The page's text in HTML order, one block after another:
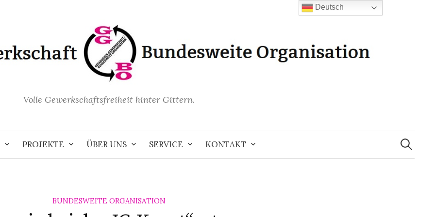
Volle Gewerkschaftsfreiheit hinter Gittern.
PROJEKTE ÜBER UNS SERVICE KONTAKT
Suchen
nach:
BUNDESWEITE ORGANISATION
Deutsch